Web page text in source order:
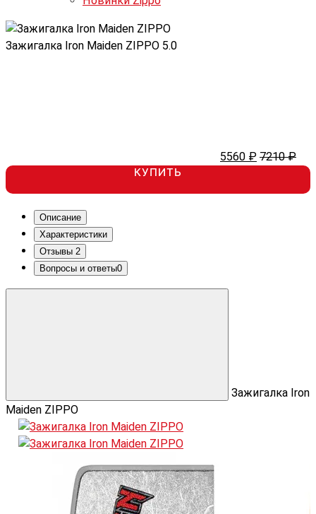
Зажигалка Iron Maiden ZIPPO 5.0
5560 ₽ 7210 ₽
КУПИТЬ
Описание
Характеристики
Отзывы 2
Вопросы и ответы0
Зажигалка Iron
Maiden ZIPPO